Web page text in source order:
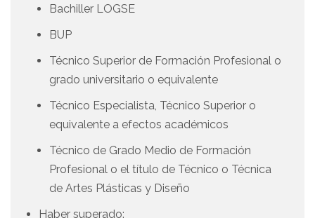
Bachiller LOGSE
BUP
Técnico Superior de Formación Profesional o
grado universitario o equivalente
Técnico Especialista, Técnico Superior o
equivalente a efectos académicos
Técnico de Grado Medio de Formación
Profesional o el título de Técnico o Técnica
de Artes Plásticas y Diseño
Haber superado: